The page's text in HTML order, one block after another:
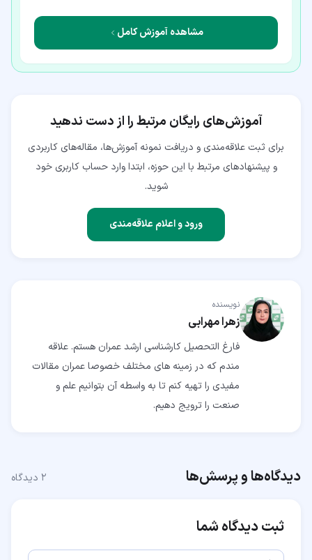
مشاهده آموزش کامل
آموزش‌های رایگان مرتبط را از دست ندهید
برای ثبت علاقه‌مندی و دریافت نمونه آموزش‌ها، مقاله‌های کاربردی
و پیشنهادهای مرتبط با این حوزه، ابتدا وارد حساب کاربری خود
شوید.
ورود و اعلام علاقه‌مندی
نویسنده
زهرا مهرابی
فارغ التحصیل کارشناسی ارشد عمران هستم. علاقه
مندم که در زمینه های مختلف خصوصا عمران مقالات
مفیدی را تهیه کنم تا به واسطه آن بتوانیم علم و
صنعت را ترویج دهیم.
دیدگاه‌ها و پرسش‌ها ۲ دیدگاه
ثبت دیدگاه شما